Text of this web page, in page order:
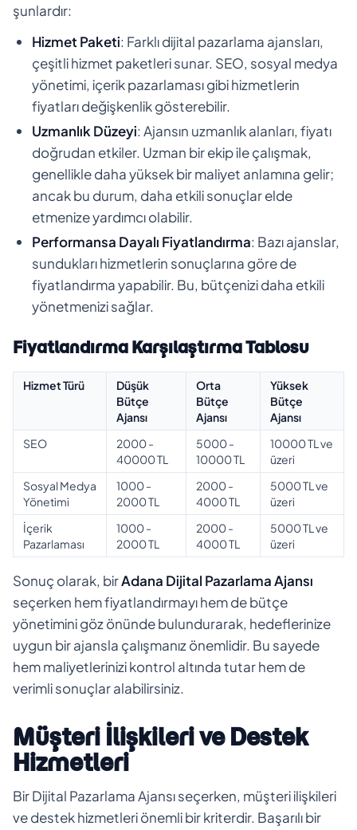
şunlardır:
Hizmet Paketi: Farklı dijital pazarlama ajansları,
çeşitli hizmet paketleri sunar. SEO, sosyal medya
yönetimi, içerik pazarlaması gibi hizmetlerin
fiyatları değişkenlik gösterebilir.
Uzmanlık Düzeyi: Ajansın uzmanlık alanları, fiyatı
doğrudan etkiler. Uzman bir ekip ile çalışmak,
genellikle daha yüksek bir maliyet anlamına gelir;
ancak bu durum, daha etkili sonuçlar elde
etmenize yardımcı olabilir.
Performansa Dayalı Fiyatlandırma: Bazı ajanslar,
sundukları hizmetlerin sonuçlarına göre de
fiyatlandırma yapabilir. Bu, bütçenizi daha etkili
yönetmenizi sağlar.
Fiyatlandırma Karşılaştırma Tablosu
Hizmet Türü
Düşük
Bütçe
Ajansı
Orta
Bütçe
Ajansı
Yüksek
Bütçe
Ajansı
SEO
2000 -
40000 TL
5000 -
10000 TL
10000 TL ve
üzeri
Sosyal Medya
Yönetimi
1000 -
2000 TL
2000 -
4000 TL
5000 TL ve
üzeri
İçerik
Pazarlaması
1000 -
2000 TL
2000 -
4000 TL
5000 TL ve
üzeri
Sonuç olarak, birAdana Dijital Pazarlama Ajansı
seçerken hem fiyatlandırmayı hem de bütçe
yönetimini göz önünde bulundurarak, hedeflerinize
uygun bir ajansla çalışmanız önemlidir. Bu sayede
hem maliyetlerinizi kontrol altında tutar hem de
verimli sonuçlar alabilirsiniz.
Müşteri İlişkileri ve Destek
Hizmetleri
Bir Dijital Pazarlama Ajansı seçerken, müşteri ilişkileri
ve destek hizmetleri önemli bir kriterdir. Başarılı bir